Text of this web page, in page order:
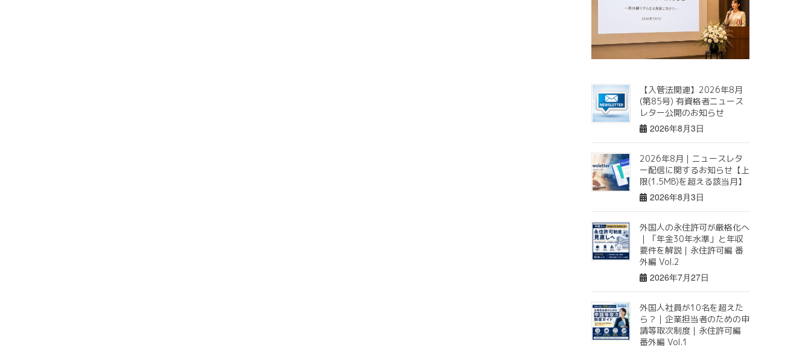
【入管法関連】2026年8月
(第85号) 有資格者ニュース
レター公開のお知らせ
2026年8月3日
2026年8月｜ニュースレタ
ー配信に関するお知らせ【上
限(1.5MB)を超える該当月】
2026年8月3日
外国人の永住許可が厳格化へ
｜「年金30年水準」と年収
要件を解説｜永住許可編 番
外編 Vol.2
2026年7月27日
外国人社員が10名を超えた
ら？｜企業担当者のための申
請等取次制度｜永住許可編
番外編 Vol.1